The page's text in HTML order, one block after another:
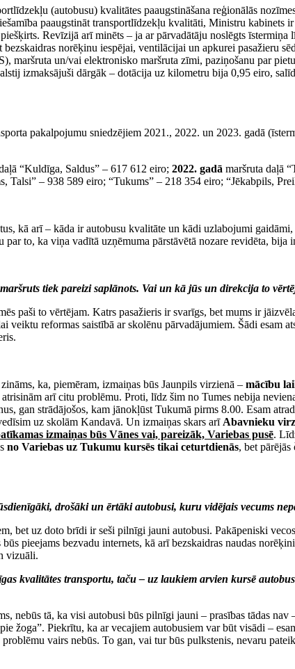
(autobusu) kvalitātes paaugstināšana reģionālās
paaugstināt transportlīdzekļu kvalitāti, Ministru kabinets
Revīzijā arī minēts – ja ar pārvadātāju noslēgts
norēķinu iespējai, ventilācijai un apkurei pasažieru
un/vai elektronisko maršruta zīmi, paziņošanu par
izmaksājuši dārgāk – dotācija uz kilometru bija 0,95 eiro,
pakalpojumu sniedzējiem 2021., 2022. un 2023. gadā
“Kuldīga, Saldus” – 617 612 eiro; 2022. gadā maršruta daļā
Talsi” – 938 589 eiro; “Tukums” – 218 354 eiro; “Jēkabpils,
kā arī – kāda ir autobusu kvalitāte un kādi uzlabojumi
to, ka viņa vadītā uzņēmuma pārstāvētā nozare revidēta, bija
tiek pareizi saplānots. Vai un kā jūs un direkcija to
paši to vērtējam. Katrs pasažieris ir svarīgs, bet mums ir
reformas saistībā ar skolēnu pārvadājumiem. Šādi esam
ka, piemēram, izmaiņas būs Jaunpils virzienā – mācību
arī citu problēmu. Proti, līdz šim no Tumes nebija
gan strādājošos, kam jānokļūst Tukumā pirms 8.00. Esam
uz skolām Kandavā. Un izmaiņas skars arī Abavnieku
izmaiņas būs Vānes vai, pareizāk, Variebas pusē.
no Variebas uz Tukumu kursēs tikai ceturtdienās, bet
drošāki un ērtāki autobusi, kuru vidējais vecums
bet uz doto brīdi ir seši pilnīgi jauni autobusi. Pakāpeniski
pieejams bezvadu internets, kā arī bezskaidras naudas
vizuāli.
kvalitātes transportu, taču – uz laukiem arvien kursē
nebūs tā, ka visi autobusi būs pilnīgi jauni – prasības tādas
žoga”. Piekrītu, ka ar vecajiem autobusiem var būt visādi –
vairs nebūs. To gan, vai tur būs pulkstenis, nevaru